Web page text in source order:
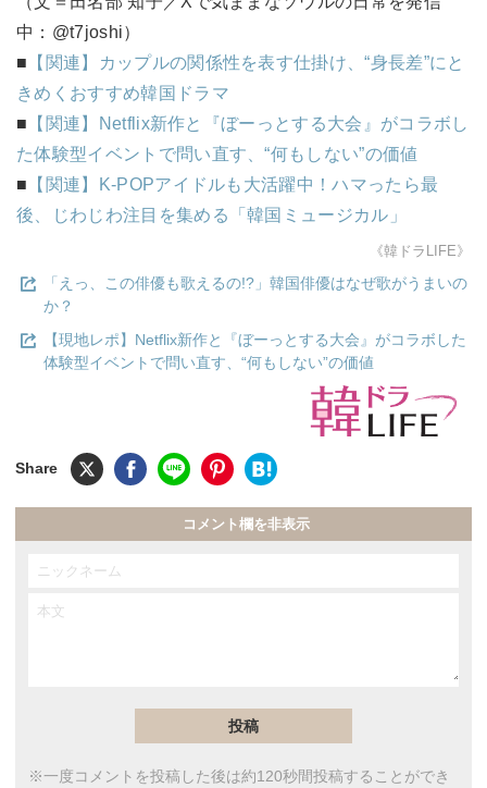
中：@t7joshi）
■ 【関連】カップルの関係性を表す仕掛け、“身長差”にと
きめくおすすめ韓国ドラマ
■ 【関連】Netflix新作と『ぼーっとする大会』がコラボし
た体験型イベントで問い直す、“何もしない”の価値
■ 【関連】K-POPアイドルも大活躍中！ハマったら最
後、じわじわ注目を集める「韓国ミュージカル」
《韓ドラLIFE》
「えっ、この俳優も歌えるの!?」韓国俳優はなぜ歌がうまいの
か？
【現地レポ】Netflix新作と『ぼーっとする大会』がコラボした
体験型イベントで問い直す、“何もしない”の価値
コメント欄を非表示
※一度コメントを投稿した後は約120秒間投稿することができ